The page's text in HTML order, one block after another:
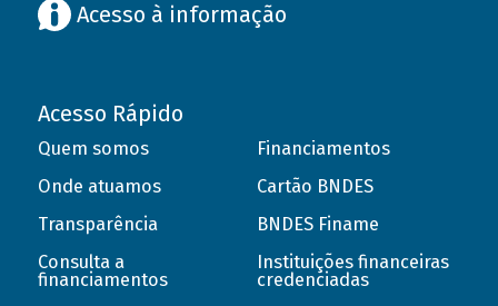
Acesso à informação
Acesso Rápido
Quem somos
Onde atuamos
Transparência
Consulta a
financiamentos
Financiamentos
Cartão BNDES
BNDES Finame
Instituições financeiras
credenciadas